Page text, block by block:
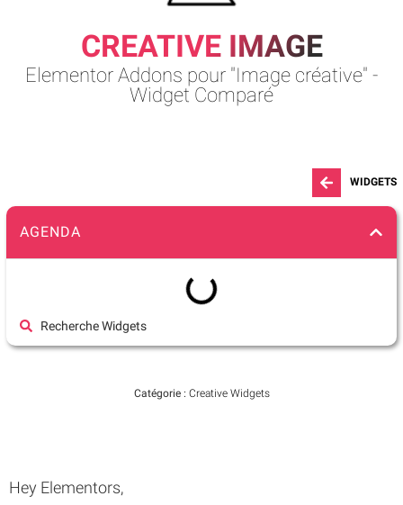
CREATIVE IMAGE
Elementor Addons pour "Image créative" -
Widget Comparé
Hey Elementors,
WIDGETS
AGENDA
Recherche Widgets
Catégorie : Creative Widgets